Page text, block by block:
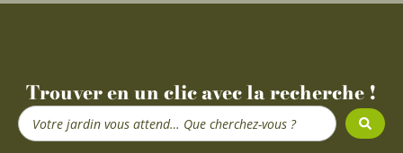
Trouver en un clic avec la recherche !
Search
...